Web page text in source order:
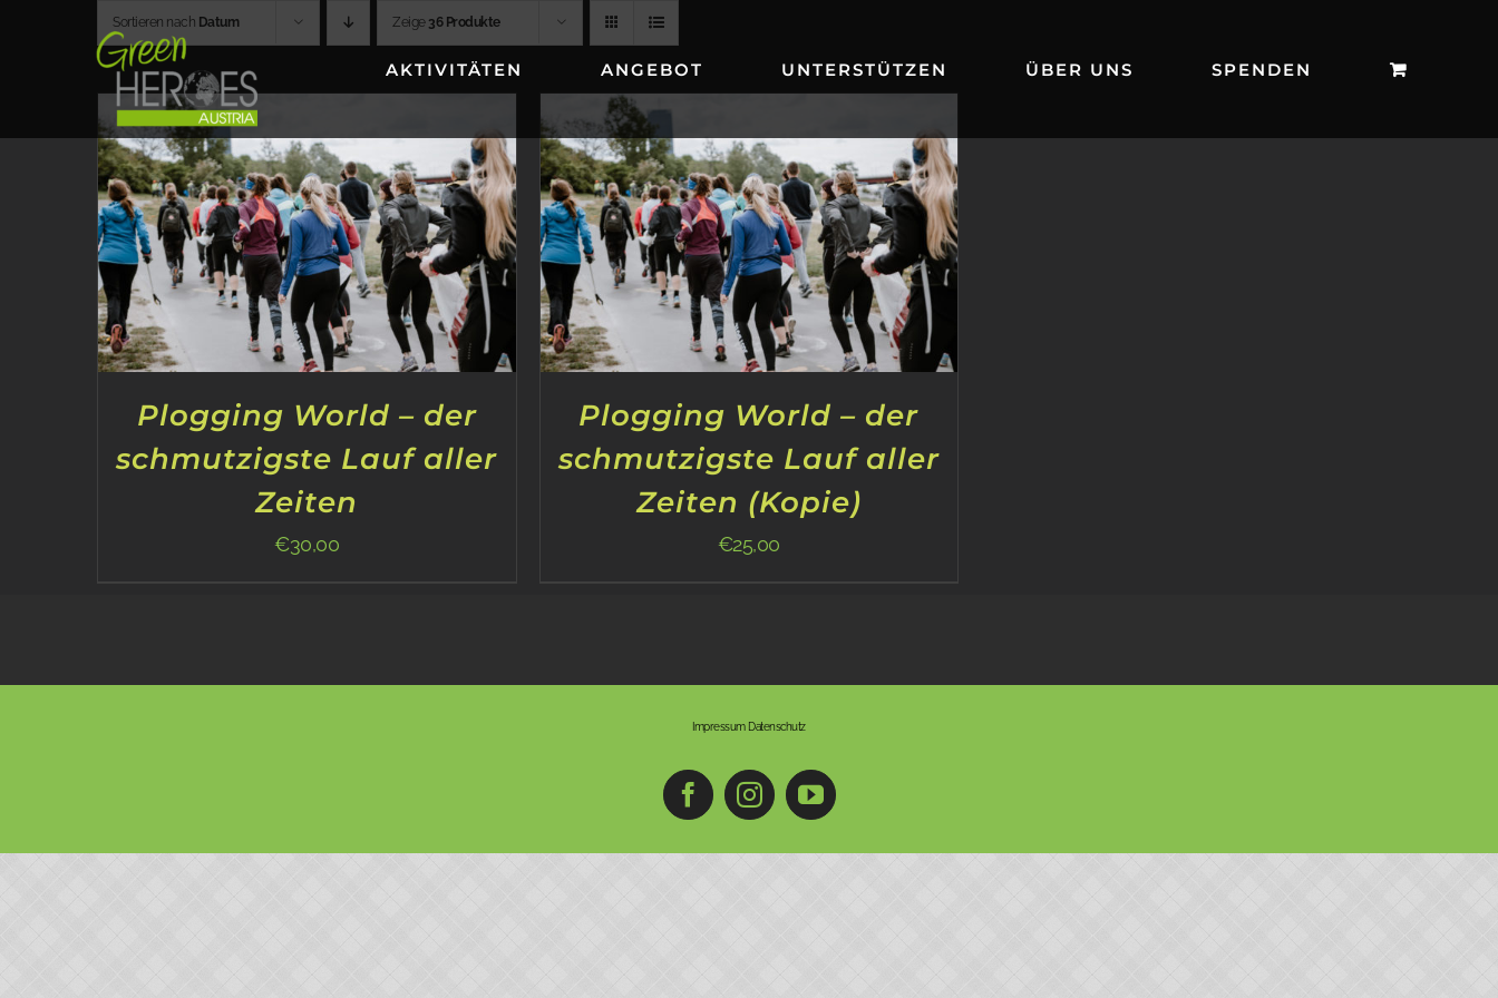
AKTIVITÄTEN ANGEBOT UNTERSTÜTZEN ÜBER UNS SPENDEN
Sortieren nach Datum Zeige 36 Produkte
Plogging World – der
schmutzigste Lauf aller
Zeiten
€30,00
Plogging World – der
schmutzigste Lauf aller
Zeiten (Kopie)
€25,00
Impressum Datenschutz
FacebookInstagramYouTube